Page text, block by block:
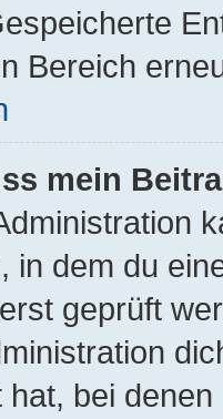
Bereich
mein
in dem du
geprüft
hat, bei